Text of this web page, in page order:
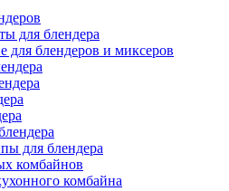
для блендера
блендеров и миксеров
для блендера
комбайнов
комбайна